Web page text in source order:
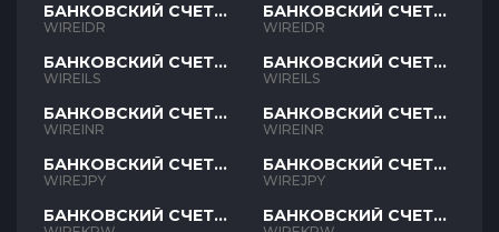
БАНКОВСКИЙ СЧЕТ
IDR
WIREIDR
БАНКОВСКИЙ СЧЕТ
ILS
WIREILS
БАНКОВСКИЙ СЧЕТ
INR
WIREINR
БАНКОВСКИЙ СЧЕТ
JPY
WIREJPY
БАНКОВСКИЙ СЧЕТ
БАНКОВСКИЙ СЧЕТ
IDR
WIREIDR
БАНКОВСКИЙ СЧЕТ
ILS
WIREILS
БАНКОВСКИЙ СЧЕТ
INR
WIREINR
БАНКОВСКИЙ СЧЕТ
JPY
WIREJPY
БАНКОВСКИЙ СЧЕТ